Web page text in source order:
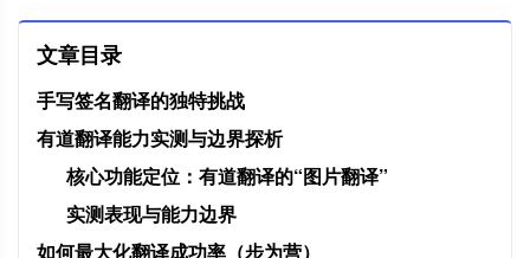
文章目录
手写签名翻译的独特挑战
有道翻译能力实测与边界探析
核心功能定位：有道翻译的“图片翻译”
实测表现与能力边界
如何最大化翻译成功率（步为营）